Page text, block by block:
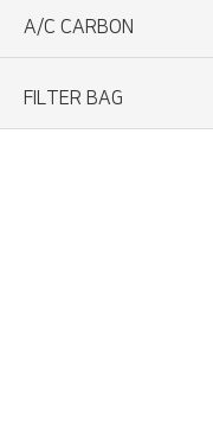
A/C CARBON
FILTER BAG